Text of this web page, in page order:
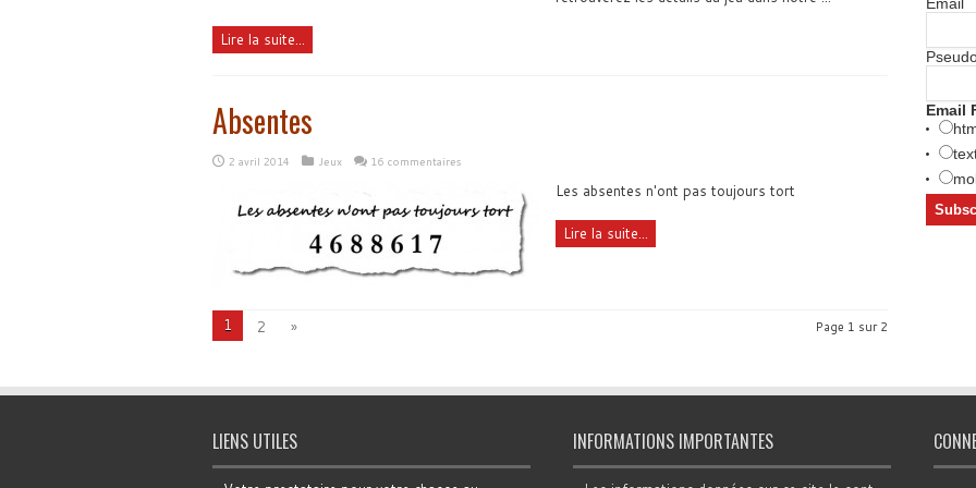
Lire la suite...
Absentes
2 avril 2014 Jeux 16 commentaires
Les absentes n'ont pas toujours tort
Lire la suite...
Page 1 sur 2
1 2 »
Email
LIENS UTILES INFORMATIONS IMPORTANTES